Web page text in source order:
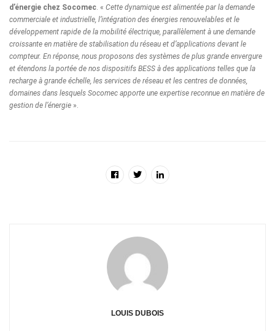
d’énergie chez Socomec . « Cette dynamique est alimentée par la demande
commerciale et industrielle, l’intégration des énergies renouvelables et le
développement rapide de la mobilité électrique, parallèlement à une demande
croissante en matière de stabilisation du réseau et d’applications devant le
compteur. En réponse, nous proposons des systèmes de plus grande envergure
et étendons la portée de nos dispositifs BESS à des applications telles que la
recharge à grande échelle, les services de réseau et les centres de données,
domaines dans lesquels Socomec apporte une expertise reconnue en matière de
gestion de l’énergie ».
LOUIS DUBOIS